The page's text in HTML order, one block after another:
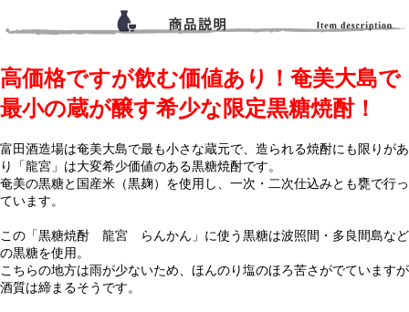
高価格ですが飲む価値あり！奄美大島で
最小の蔵が醸す希少な限定黒糖焼酎！
富田酒造場は奄美大島で最も小さな蔵元で、造られる焼酎にも限りがあ
り「龍宮」は大変希少価値のある黒糖焼酎です。
奄美の黒糖と国産米（黒麹）を使用し、一次・二次仕込みとも甕で行っ
ています。
この「黒糖焼酎 龍宮 らんかん」に使う黒糖は波照間・多良間島など
の黒糖を使用。
こちらの地方は雨が少ないため、ほんのり塩のほろ苦さがでていますが
酒質は締まるそうです。